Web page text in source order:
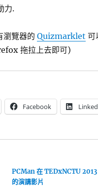
力.
瀏覽器的 Quizmarklet 可
拖拉上去即可)
Facebook
PCMan 在 TEDxNCTU 2013
的演講影片